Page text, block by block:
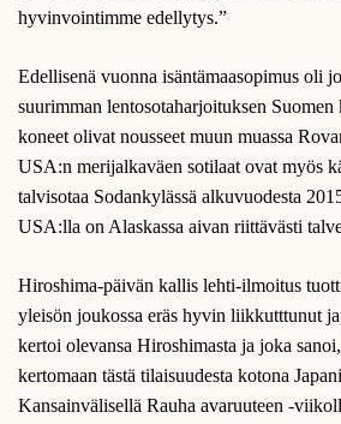
hyvinvointimme edellytys.”
Edellisenä vuonna isäntämaasopimus oli
suurimman lentosotaharjoituksen
koneet olivat nousseet muun muassa
USA:n merijalkaväen sotilaat ovat myös
talvisotaa Sodankylässä alkuvuodesta
USA:lla on Alaskassa aivan riittävästi
Hiroshima-päivän kallis lehti-ilmoitus
yleisön joukossa eräs hyvin liikkutttunut
kertoi olevansa Hiroshimasta ja joka
kertomaan tästä tilaisuudesta kotona
Kansainvälisellä Rauha avaruuteen -